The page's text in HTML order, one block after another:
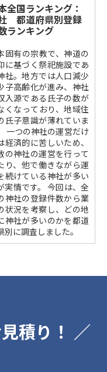
全国ランキング：
都道府県別登録
ランキング
固有の宗教で、神道の
に基づく祭祀施設であ
社。地方では人口減少
子高齢化が進み、神社
入源である氏子の数が
くなっており、地域住
氏子意識が薄れていま
一つの神社の運営だけ
経済的に苦しいため、
の神社の運営を行って
り、他で働きながら運
続けている神社が多い
実情です。 今回は、全
神社の登録件数から業
状況を考察し、どの地
神社が多いのかを都道
別に調査しました。
積り！ ／